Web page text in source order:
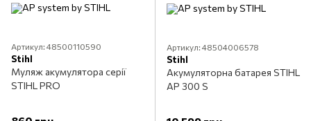
Артикул: 48500110590
Stihl
Муляж акумулятора серії
STIHL PRO
Артикул: 48504006578
Stihl
Акумуляторна батарея STIHL
AP 300 S